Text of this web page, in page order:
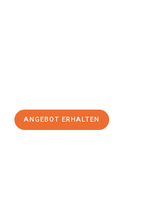
ANGEBOT ERHALTEN